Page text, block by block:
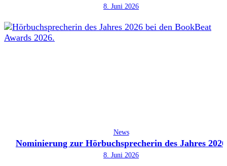
8. Juni 2026
News
Nominierung zur Hörbuchsprecherin des Jahres 2026
8. Juni 2026